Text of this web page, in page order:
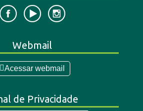
Webmail
Acessar webmail
de Privacidade